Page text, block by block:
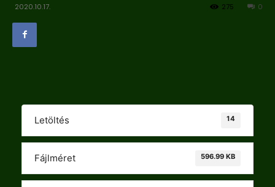
2020.10.17. 0
275
Letöltés 14
Fájlméret 596.99 KB